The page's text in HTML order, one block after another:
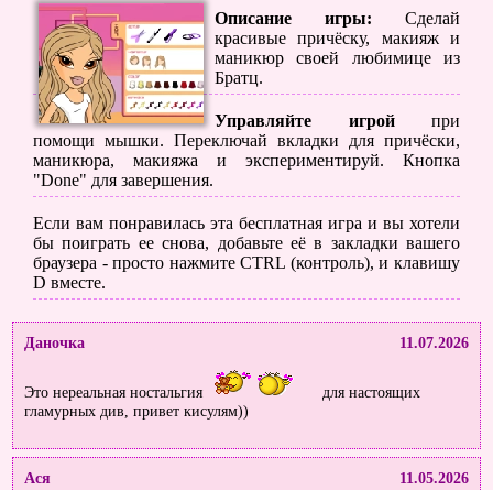
Описание игры: Сделай
красивые причёску, макияж и
маникюр своей любимице из
Братц.
Управляйте игройпри
помощи мышки. Переключай вкладки для причёски,
маникюра, макияжа и экспериментируй. Кнопка
"Done" для завершения.
Если вам понравилась эта бесплатная игра и вы хотели
бы поиграть ее снова, добавьте её в закладки вашего
браузера - просто нажмите CTRL (контроль), и клавишу
D вместе.
Даночка 11.07.2026
Это нереальная ностальгия
для настоящих
гламурных див, привет кисулям))
Ася
11.05.2026